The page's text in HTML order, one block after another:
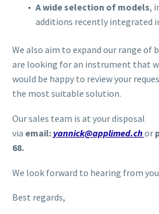
A wide selection of models,
additions recently integrated
We also aim to expand our range of
are looking for an instrument that
would be happy to review your
the most suitable solution.
Our sales team is at your disposal
via email: yannick@applimed.chor
68.
We look forward to hearing from
Best regards,